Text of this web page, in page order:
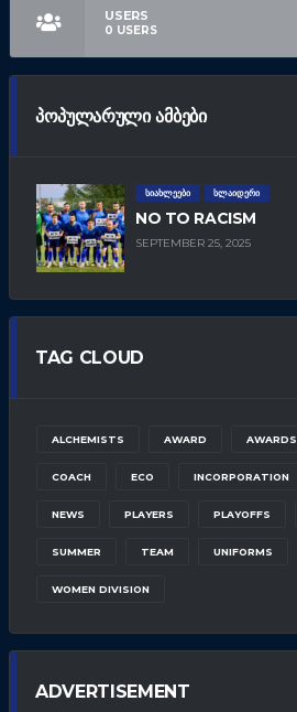
USERS
0 USERS
ᲞᲝᲞᲣᲚᲐᲠᲣᲚᲘ ᲐᲛᲑᲔᲑᲘ
ᲡᲘᲐᲮᲚᲔᲔᲑᲘ ᲡᲚᲐᲘᲓᲔᲠᲘ
NO TO RACISM
SEPTEMBER 25, 2025
TAG CLOUD
ALCHEMISTS AWARD AWARDS
COACH ECO INCORPORATION
NEWS PLAYERS PLAYOFFS
SUMMER TEAM UNIFORMS
WOMEN DIVISION
ADVERTISEMENT